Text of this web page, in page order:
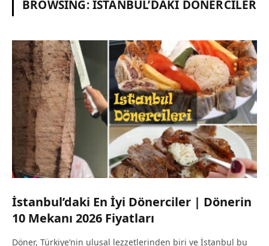
BROWSING:İSTANBUL’DAKI DÖNERCILER
İstanbul’daki En İyi Dönerciler | Dönerin
10 Mekanı 2026 Fiyatları
Döner, Türkiye’nin ulusal lezzetlerinden biri ve İstanbul bu